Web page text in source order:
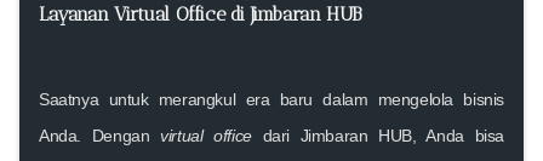
Layanan Virtual Office di Jimbaran HUB
Saatnya untuk merangkul era baru dalam mengelola bisnis
Anda. Denganvirtual officedari Jimbaran HUB, Anda bisa